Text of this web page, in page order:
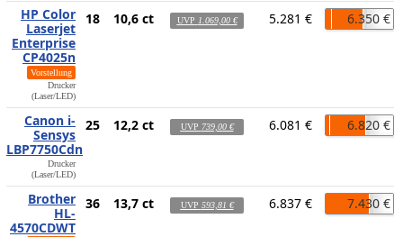
HP Color
Laserjet
Enterprise
CP4025n
Vorstellung
Drucker
(Laser/LED)
18 10,6 ct UVP 1.069,00 € 5.281 € 6.350 €
Canon i-
Sensys
LBP7750Cdn
Drucker
(Laser/LED)
25 12,2 ct UVP 739,00 € 6.081 € 6.820 €
Brother
HL-
4570CDWT
36 13,7 ct UVP 593,81 € 6.837 € 7.430 €